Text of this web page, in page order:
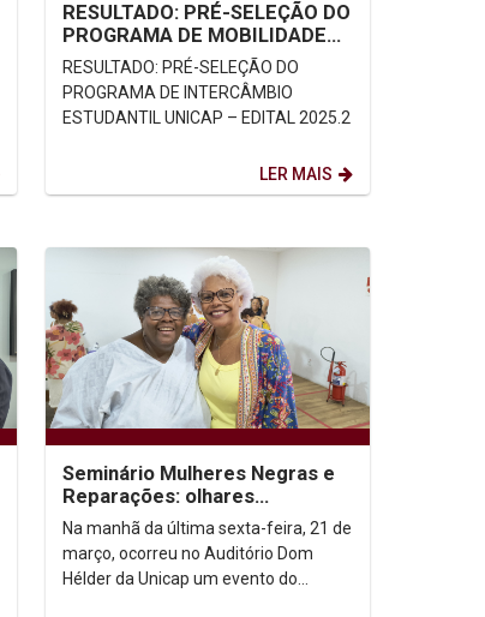
RESULTADO: PRÉ-SELEÇÃO DO
PROGRAMA DE MOBILIDADE
ACADÊMICA/INTERCÂMBIO
ESTUDANTIL UNICAP –
EDITAL...
RESULTADO: PRÉ-SELEÇÃO DO
PROGRAMA DE INTERCÂMBIO
ESTUDANTIL UNICAP – EDITAL 2025.2
LER MAIS
Seminário Mulheres Negras e
Reparações: olhares
diaspóricos e interseccionais
Na manhã da última sexta-feira, 21 de
março, ocorreu no Auditório Dom
Hélder da Unicap um evento do